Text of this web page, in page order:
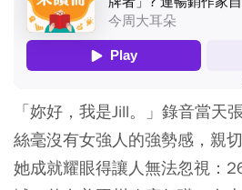
「妳好，我是Jill。」錄音當天
絲毫沒有女強人的強勢感，親
她成就耀眼得讓人無法忽視：